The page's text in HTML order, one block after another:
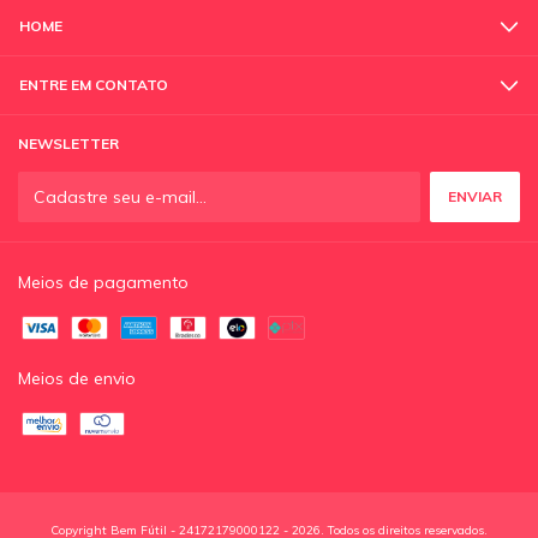
HOME
ENTRE EM CONTATO
NEWSLETTER
Meios de pagamento
Meios de envio
Copyright Bem Fútil - 24172179000122 - 2026. Todos os direitos reservados.